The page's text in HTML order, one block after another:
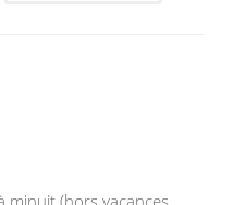
minuit (hors vacances